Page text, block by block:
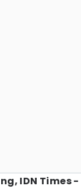
IDN Times -